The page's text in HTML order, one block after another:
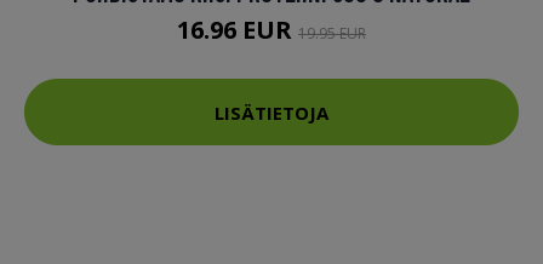
16.96 EUR 19.95 EUR
LISÄTIETOJA